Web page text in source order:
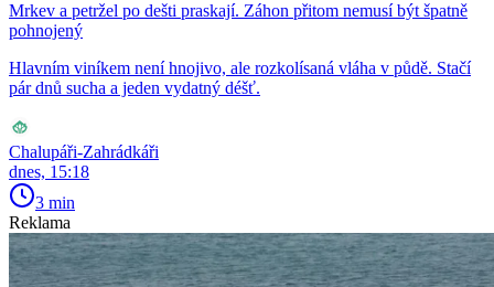
Mrkev a petržel po dešti praskají. Záhon přitom nemusí být špatně
pohnojený
Hlavním viníkem není hnojivo, ale rozkolísaná vláha v půdě. Stačí
pár dnů sucha a jeden vydatný déšť.
Chalupáři-Zahrádkáři
dnes, 15:18
3 min
Reklama